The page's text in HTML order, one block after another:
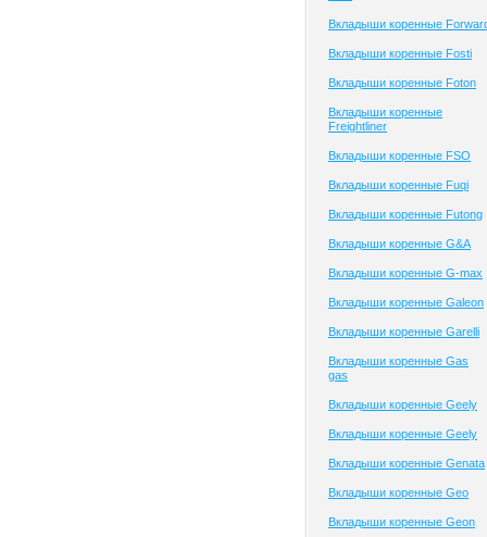
Вкладыши коренные
Вкладыши коренные Fosti
Вкладыши коренные Foton
Вкладыши коренные
Freightliner
Вкладыши коренные FSO
Вкладыши коренные Fuqi
Вкладыши коренные Futong
Вкладыши коренные G&A
Вкладыши коренные G-max
Вкладыши коренные Galeon
Вкладыши коренные Garelli
Вкладыши коренные Gas
gas
Вкладыши коренные Geely
Вкладыши коренные Geely
Вкладыши коренные Genata
Вкладыши коренные Geo
Вкладыши коренные Geon